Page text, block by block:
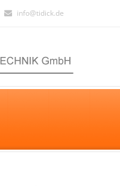
info@tidick.de